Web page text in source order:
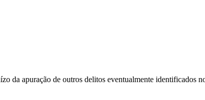
da apuração de outros delitos eventualmente identificados